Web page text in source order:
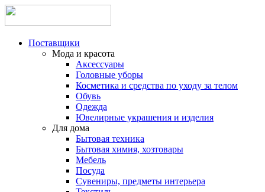
Поставщики
Мода и красота
Аксессуары
Головные уборы
Косметика и средства по уходу за телом
Обувь
Одежда
Ювелирные украшения и изделия
Для дома
Бытовая техника
Бытовая химия, хозтовары
Мебель
Посуда
Сувениры, предметы интерьера